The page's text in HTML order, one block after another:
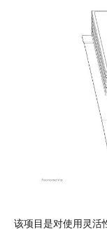
该项目是对使用灵活